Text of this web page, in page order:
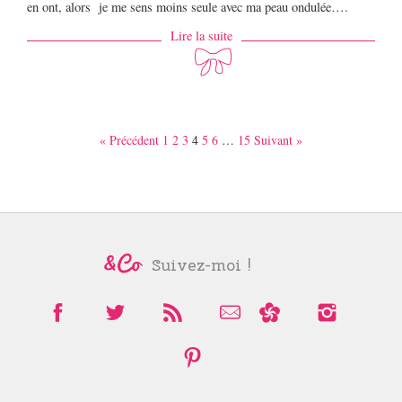
en ont, alors je me sens moins seule avec ma peau ondulée….
Lire la suite
« Précédent 1 2 3 4 5 6 … 15 Suivant »
Suivez-moi !